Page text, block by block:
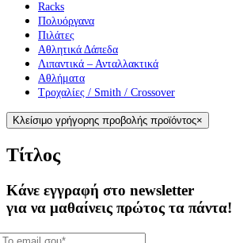
Racks
Πολυόργανα
Πιλάτες
Αθλητικά Δάπεδα
Λιπαντικά – Ανταλλακτικά
Αθλήματα
Τροχαλίες / Smith / Crossover
Κλείσιμο γρήγορης προβολής προϊόντος×
Τίτλος
Κάνε εγγραφή στο newsletter
για να μαθαίνεις πρώτος τα πάντα!